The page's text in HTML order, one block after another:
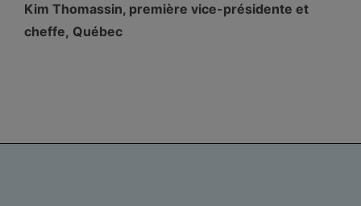
Kim Thomassin, première vice-présidente et
cheffe, Québec